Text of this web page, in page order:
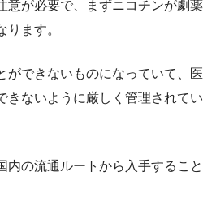
意が必要で、まずニコチンが劇薬
ます。
ができないものになっていて、医
きないように厳しく管理されてい
内の流通ルートから入手すること